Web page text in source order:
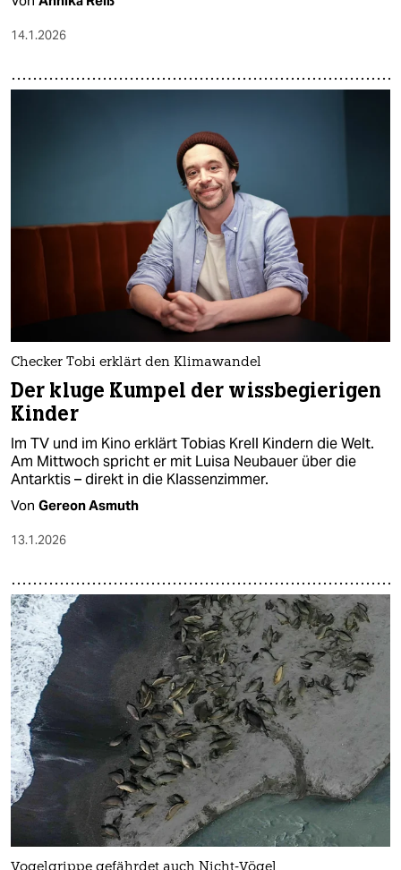
14.1.2026
Checker Tobi erklärt den Klimawandel
Der kluge Kumpel der wissbegierigen
Kinder
Im TV und im Kino erklärt Tobias Krell Kindern die Welt.
Am Mittwoch spricht er mit Luisa Neubauer über die
Antarktis – direkt in die Klassenzimmer.
Von Gereon Asmuth
13.1.2026